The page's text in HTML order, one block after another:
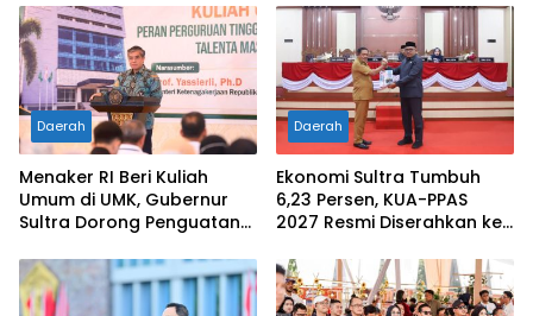
Ikbar: Tunjukkan Karakter
Generasi Muda Konut yang
Disiplin dan Berprestasi
Kelahirannya
Daerah
Menaker RI Beri Kuliah
Umum di UMK, Gubernur
Sultra Dorong Penguatan
Dunia Kerja
Daerah
Ekonomi Sultra Tumbuh
6,23 Persen, KUA-PPAS
2027 Resmi Diserahkan ke